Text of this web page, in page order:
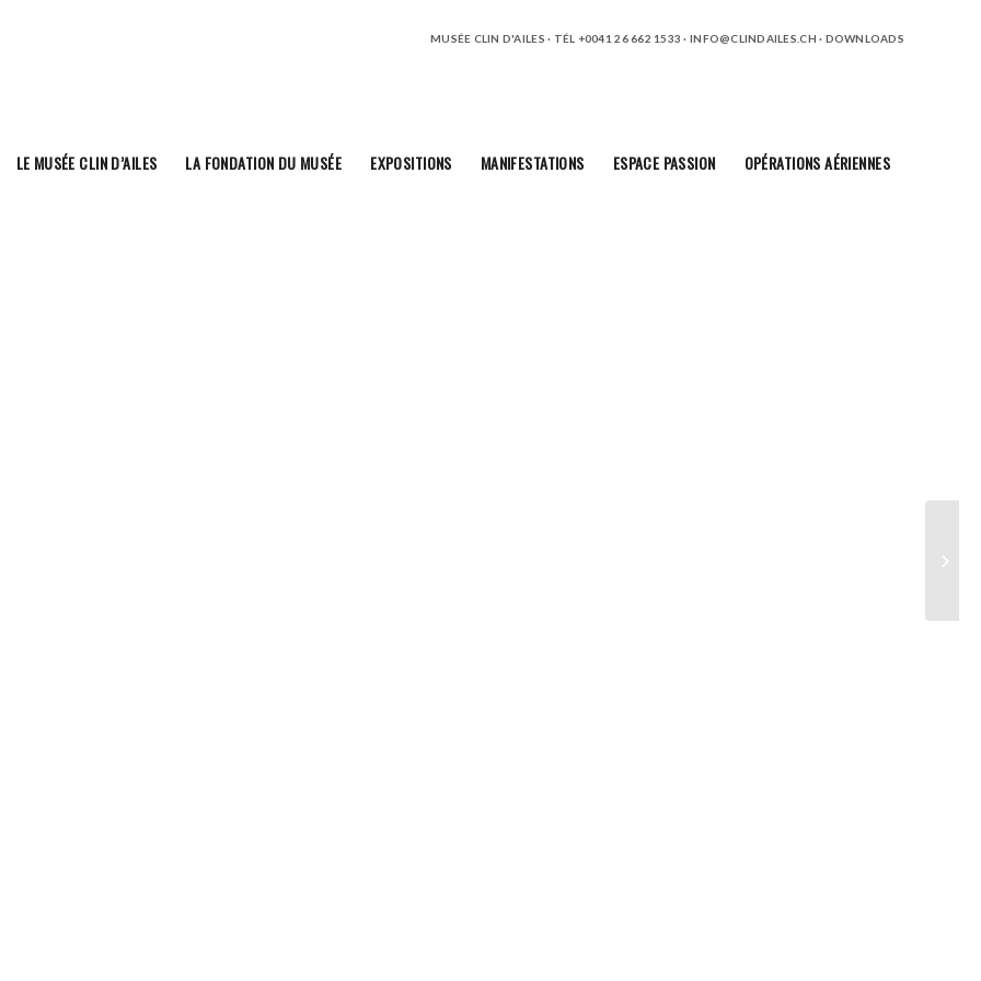
MUSÉE CLIN D'AILES · TÉL +0041 26 662 1533 · INFO@CLINDAILES.CH · DOWNLOADS
LE MUSÉE CLIN D’AILES LA FONDATION DU MUSÉE EXPOSITIONS MANIFESTATIONS ESPACE PASSION OPÉRATIONS AÉRIENNES